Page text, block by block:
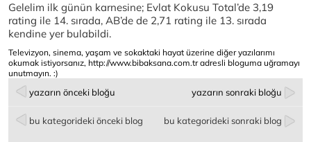
Gelelim ilk günün karnesine; Evlat Kokusu Total’de 3,19
rating ile 14. sırada, AB’de de 2,71 rating ile 13. sırada
kendine yer bulabildi.
Televizyon, sinema, yaşam ve sokaktaki hayat üzerine diğer yazılarımı
okumak istiyorsanız, http://www.bibaksana.com.tradresli bloguma uğramayı
unutmayın. :)
yazarın önceki bloğu yazarın sonraki bloğu
bu kategorideki önceki blog bu kategorideki sonraki blog